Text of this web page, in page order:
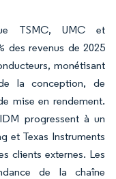
TSMC, UMC et
des revenus de 2025
monétisant
la conception, de
mise en rendement.
progressent à un
et Texas Instruments
clients externes. Les
de la chaîne